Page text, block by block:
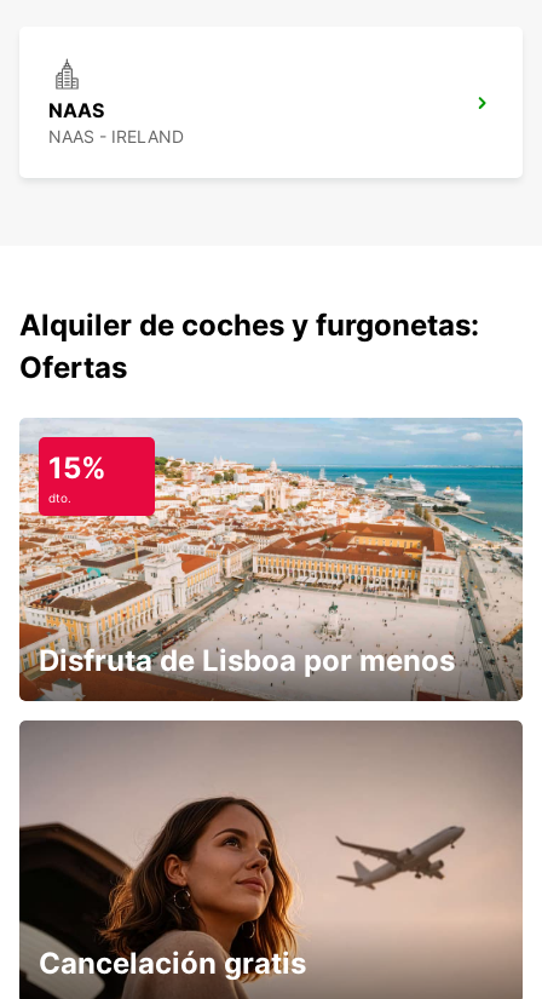
NAAS
NAAS - IRELAND
Alquiler de coches y furgonetas:
Ofertas
15%
dto.
Disfruta de Lisboa por menos
Cancelación gratis